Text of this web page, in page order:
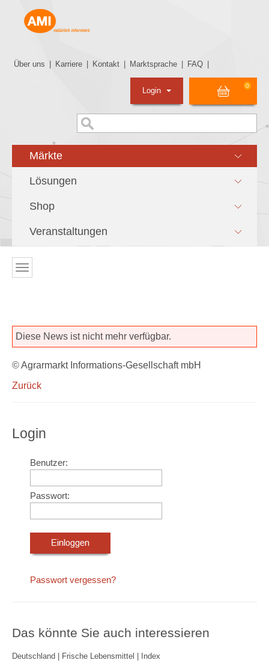
Über uns Karriere Kontakt Marktsprache FAQ
0
Login
Märkte
Lösungen
Shop
Veranstaltungen
Diese News ist nicht mehr verfügbar.
© Agrarmarkt Informations-Gesellschaft mbH
Zurück
Login
Benutzer:
Passwort:
Passwort vergessen?
Das könnte Sie auch interessieren
Deutschland | Frische Lebensmittel | Index